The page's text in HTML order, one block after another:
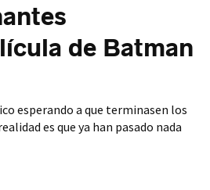
de Batman
esperando a que terminasen los
es que ya han pasado nada